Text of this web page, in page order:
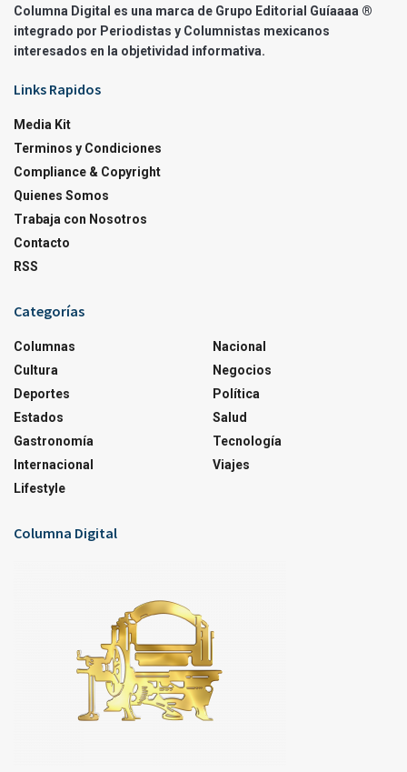
Columna Digital es una marca de Grupo Editorial Guíaaaa ®
integrado por Periodistas y Columnistas mexicanos
interesados en la objetividad informativa.
Links Rapidos
Media Kit
Terminos y Condiciones
Compliance & Copyright
Quienes Somos
Trabaja con Nosotros
Contacto
RSS
Categorías
Columnas
Cultura
Deportes
Estados
Gastronomía
Internacional
Lifestyle
Nacional
Negocios
Política
Salud
Tecnología
Viajes
Columna Digital